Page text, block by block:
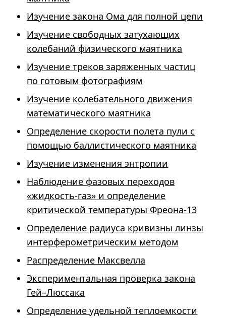
Изучение закона Ома для полной цепи
Изучение свободных затухающих
колебаний физического маятника
Изучение треков заряженных частиц
по готовым фотографиям
Изучение колебательного движения
математического маятника
Определение скорости полета пули с
помощью баллистического маятника
Изучение изменения энтропии
Наблюдение фазовых переходов
«жидкость-газ» и определение
критической температуры Фреона-13
Определение радиуса кривизны линзы
интерферометрическим методом
Распределение Максвелла
Экспериментальная проверка закона
Гей–Люссака
Определение удельной теплоемкости